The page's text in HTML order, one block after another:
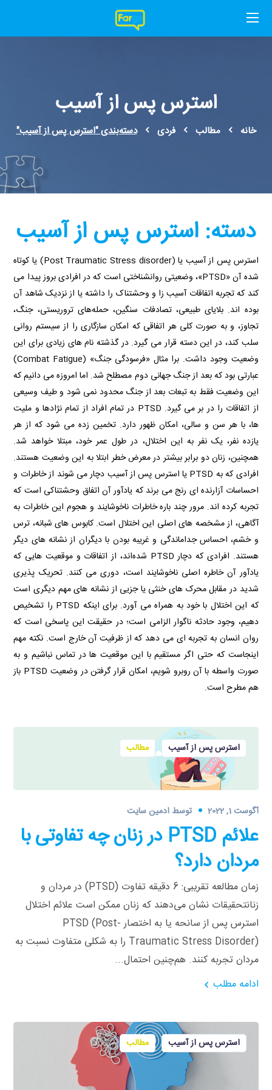
استرس پس از آسیب
خانه مطالب فردی دسته‌بندی "استرس پس از آسیب"
دسته: استرس پس از آسیب
استرس پس از آسیب یا (Post Traumatic Stress disorder) یا کوتاه
شده آن «PTSD»، وضعیتی روانشناختی است که در افرادی بروز پیدا می
کند که تجربه اتفاقات آسیب‌ زا و وحشتناک را داشته یا از نزدیک شاهد آن
بوده اند. بلایای طبیعی، تصادفات سنگین، حمله‌های تروریستی، جنگ،
تجاوز، و به صورت کلی هر اتفاقی که امکان سازگاری را از سیستم روانی
سلب کند، در این دسته قرار می گیرد. در گذشته نام های زیادی برای این
وضعیت وجود داشت. برا مثال «فرسودگی جنگ» (Combat Fatigue)
عبارتی بود که بعد از جنگ جهانی دوم مصطلح شد. اما امروزه می دانیم که
این وضعیت فقط به تبعات بعد از جنگ محدود نمی شود و طیف وسیعی
از اتفاقات را در بر می گیرد. PTSD در تمام افراد از تمام نژادها و ملیت
ها، با هر سن و سالی، امکان ظهور دارد. تخمین زده می شود که از هر
یازده نفر، یک نفر به این اختلال، در طول عمر خود، مبتلا خواهد شد.
همچنین، زنان دو برابر بیشتر در معرض خطر ابتلا به این وضعیت هستند.
افرادی که به PTSD یا استرس پس از آسیب دچار می شوند از خاطرات و
احساسات آزارنده ای رنج می برند که یادآور آن اتفاق وحشتناکی است که
تجربه کرده اند. مرور چند باره خاطرات ناخوشایند و هجوم این خاطرات به
آگاهی، از مشخصه های اصلی این اختلال است. کابوس های شبانه، ترس
و خشم، احساس جداماندگی و غریبه بودن با دیگران از نشانه های دیگر
هستند. افرادی که دچار PTSD شده‌اند، از اتفاقات و موقعیت هایی که
یادآور آن خاطره اصلی ناخوشایند است، دوری می کنند. تحریک پذیری
شدید در مقابل محرک های خنثی یا جزیی از نشانه های مهم دیگری است
که این اختلال با خود به همراه می آورد. برای اینکه PTSD را تشخیص
دهیم، وجود حادثه ناگوار الزامی است؛ در حقیقت این پاسخی است که
روان انسان به تجربه ای می دهد که از ظرفیت آن خارج است. نکته مهم
اینجاست که حتی اگر مستقیم با این موقعیت ها در تماس نباشیم و به
صورت واسطه با آن روبرو شویم، امکان قرار گرفتن در وضعیت PTSD باز
هم مطرح است.
استرس پس از آسیب مطالب
آگوست 1, 2022 توسطادمین سایت
علائم PTSD در زنان چه تفاوتی با
مردان دارد؟
زمان مطالعه تقریبی: 6 دقیقه تفاوت (PTSD) در مردان و
زنانتحقیقات نشان می‌دهند که زنان ممکن است علائم اختلال
استرس پس از سانحه یا به اختصار PTSD (Post-
Traumatic Stress Disorder) را به شکلی متفاوت نسبت به
مردان تجربه کنند. هم‌چنین احتمال...
ادامه مطلب
استرس پس از آسیب مطالب